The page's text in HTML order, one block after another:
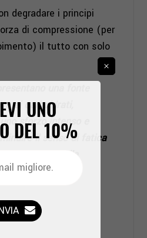
degradare i principi
di compressione (per
il tutto con solo
una fonte
ai carboidrati,
sforzo intenso e
il senso di fatica
alla
UNO
DEL10%